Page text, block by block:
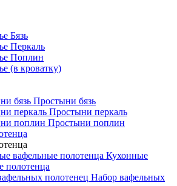
Бязь
Перкаль
Поплин
(в кроватку)
Простыни бязь
Простыни перкаль
Простыни поплин
Кухонные
полотенца
Набор вафельных